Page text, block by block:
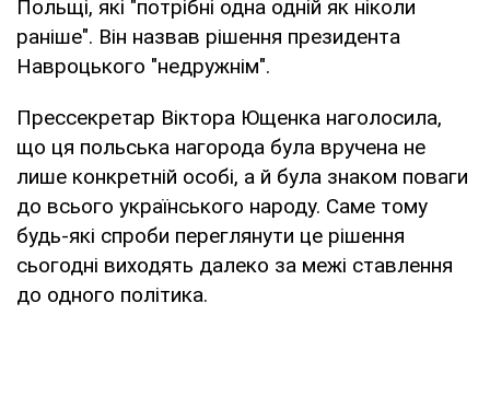
Польщі, які "потрібні одна одній як ніколи
раніше". Він назвав рішення президента
Навроцького "недружнім".
Прессекретар Віктора Ющенка наголосила,
що ця польська нагорода була вручена не
лише конкретній особі, а й була знаком поваги
до всього українського народу. Саме тому
будь-які спроби переглянути це рішення
сьогодні виходять далеко за межі ставлення
до одного політика.